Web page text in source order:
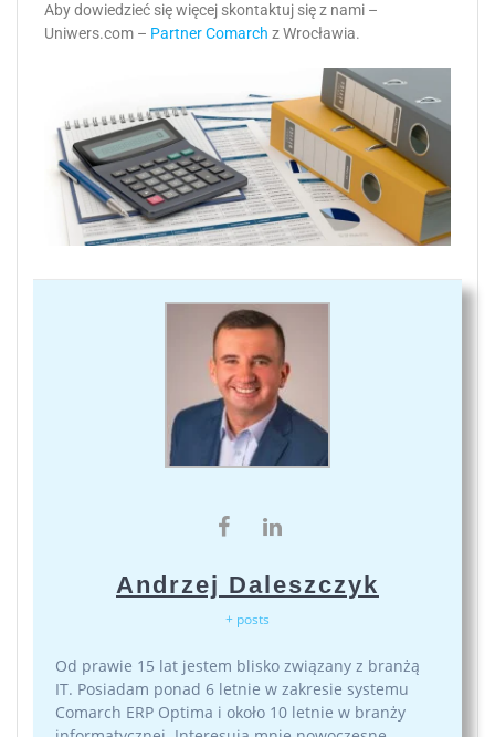
Aby dowiedzieć się więcej skontaktuj się z nami –
Uniwers.com – Partner Comarch z Wrocławia.
Andrzej Daleszczyk
+ posts
Od prawie 15 lat jestem blisko związany z branżą
IT. Posiadam ponad 6 letnie w zakresie systemu
Comarch ERP Optima i około 10 letnie w branży